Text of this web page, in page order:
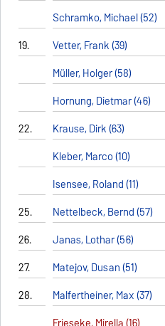
Schramko, Michael (52)
19.
Vetter, Frank (39)
Müller, Holger (58)
Hornung, Dietmar (46)
22.
Krause, Dirk (63)
Kleber, Marco (10)
Isensee, Roland (11)
25.
Nettelbeck, Bernd (57)
26.
Janas, Lothar (56)
27.
Matejov, Dusan (51)
28.
Malfertheiner, Max (37)